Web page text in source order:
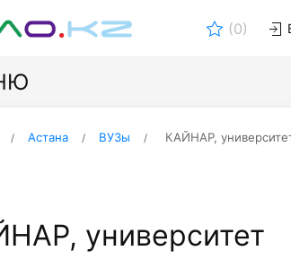
(0)
Астана ВУЗы КАЙНАР,
университет